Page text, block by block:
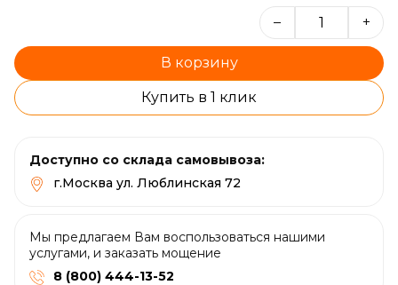
– +
В корзину
Купить в 1 клик
Доступно со склада самовывоза:
г.Москва ул. Люблинская 72
Мы предлагаем Вам воспользоваться нашими
услугами, и заказать мощение
8 (800) 444-13-52